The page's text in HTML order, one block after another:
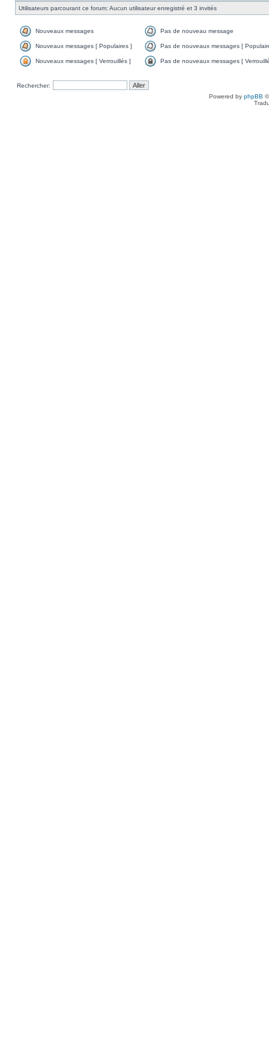
Utilisateurs parcourant ce forum: Aucun utilisateur enregistré et 3 invités
Nouveaux messages Pas de nouveau message
Nouveaux messages [ Populaires ] Pas de nouveaux messages [
Nouveaux messages [ Verrouillés ] Pas de nouveaux messages [
Rechercher:
Powered by phpBB